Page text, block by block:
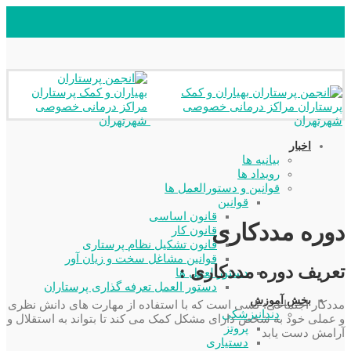
اخبار
بیانیه ها
رویداد ها
قوانین و دستورالعمل ها
قوانین
قانون اساسی
قانون کار
قانون تشکیل نظام پرستاری
قوانین مشاغل سخت و زیان آور
دستورالعمل ها
دستور العمل تعرفه گذاری پرستاران
بخش آموزش
دندانپزشکی
پروتز
دستیاری
دوره مددکاری
تعریف دوره مددکاری :
مددکار اجتماعی: کسی است که با استفاده از مهارت های دانش نظری
و عملی خود به شخص دارای مشکل کمک می کند تا بتواند به استقلال و
آرامش دست یابد